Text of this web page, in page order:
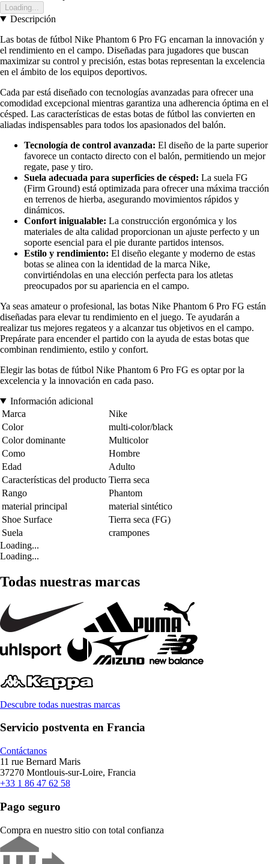
Loading...
Descripción
Las botas de fútbol Nike Phantom 6 Pro FG encarnan la innovación y
el rendimiento en el campo. Diseñadas para jugadores que buscan
maximizar su control y precisión, estas botas representan la excelencia
en el ámbito de los equipos deportivos.
Cada par está diseñado con tecnologías avanzadas para ofrecer una
comodidad excepcional mientras garantiza una adherencia óptima en el
césped. Las características de estas botas de fútbol las convierten en
aliadas indispensables para todos los apasionados del balón.
Tecnología de control avanzada: El diseño de la parte superior
favorece un contacto directo con el balón, permitiendo un mejor
regate, pase y tiro.
Suela adecuada para superficies de césped: La suela FG
(Firm Ground) está optimizada para ofrecer una máxima tracción
en terrenos de hierba, asegurando movimientos rápidos y
dinámicos.
Confort inigualable: La construcción ergonómica y los
materiales de alta calidad proporcionan un ajuste perfecto y un
soporte esencial para el pie durante partidos intensos.
Estilo y rendimiento: El diseño elegante y moderno de estas
botas se alinea con la identidad de la marca Nike,
convirtiéndolas en una elección perfecta para los atletas
preocupados por su apariencia en el campo.
Ya seas amateur o profesional, las botas Nike Phantom 6 Pro FG están
diseñadas para elevar tu rendimiento en el juego. Te ayudarán a
realizar tus mejores regateos y a alcanzar tus objetivos en el campo.
Prepárate para encender el partido con la ayuda de estas botas que
combinan rendimiento, estilo y confort.
Elegir las botas de fútbol Nike Phantom 6 Pro FG es optar por la
excelencia y la innovación en cada paso.
Información adicional
Marca
Nike
Color
multi-color/black
Color dominante
Multicolor
Como
Hombre
Edad
Adulto
Características del producto Tierra seca
Rango
Phantom
material principal
material sintético
Shoe Surface
Tierra seca (FG)
Suela
crampones
Loading...
Loading...
Todas nuestras marcas
Descubre todas nuestras marcas
Servicio postventa en Francia
Contáctanos
11 rue Bernard Maris
37270 Montlouis-sur-Loire, Francia
+33 1 86 47 62 58
Pago seguro
Compra en nuestro sitio con total confianza